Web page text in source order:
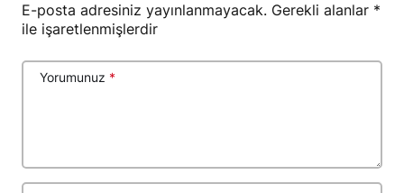
E-posta adresiniz yayınlanmayacak. Gerekli alanlar *
ile işaretlenmişlerdir
Yorumunuz *